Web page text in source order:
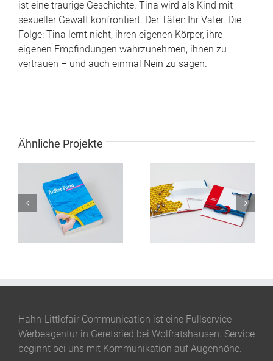
ist eine traurige Geschichte. Tina wird als Kind mit
sexueller Gewalt konfrontiert. Der Täter: Ihr Vater. Die
Folge: Tina lernt nicht, ihren eigenen Körper, ihre
eigenen Empfindungen wahrzunehmen, ihnen zu
vertrauen – und auch einmal Nein zu sagen.
Ähnliche Projekte
Buchgestaltung DLoG
Imagebook
Buchgestaltung Atelier
Fleißner
Hahn-Littlefair Communication ist eine Fullservice-
Werbeagentur in Geretsried bei Wolfratshausen. Service
beginnt bei uns mit Kommunikation auf Augenhöhe.